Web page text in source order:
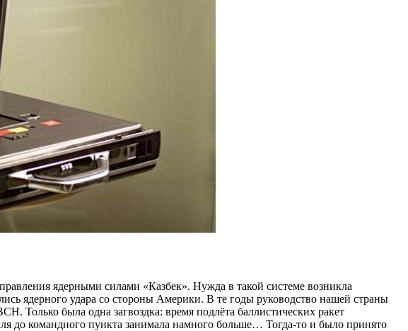
ядерными силами «Казбек». Нужда в такой системе возникла
ядерного удара со стороны Америки. В те годы руководство нашей страны
Только была одна загвоздка: время подлёта баллистических ракет
до командного пункта занимала намного больше… Тогда-то и было принято